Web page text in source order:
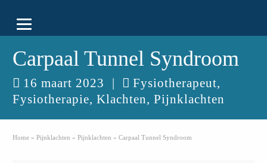
Carpaal Tunnel Syndroom
16 maart 2023 | Fysiotherapeut,
Fysiotherapie,Klachten,Pijnklachten
Home » Pijnklachten » Pijnklachten » Carpaal Tunnel Syndroom